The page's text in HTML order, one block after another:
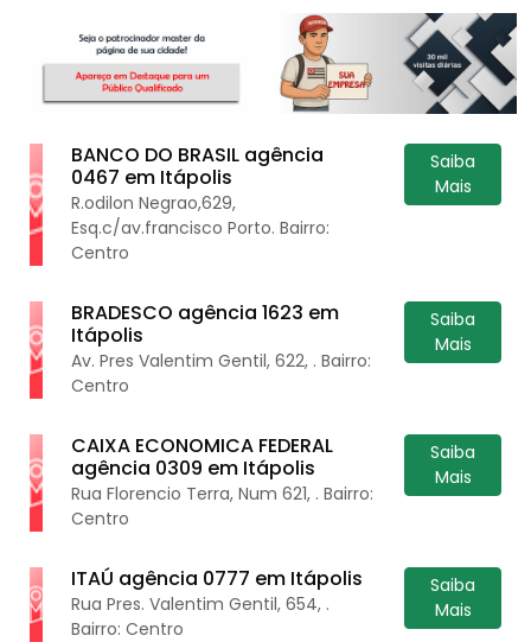
BANCO DO BRASIL agência
0467 em Itápolis
R.odilon Negrao,629,
Esq.c/av.francisco Porto. Bairro:
Centro
Saiba
Mais
BRADESCO agência 1623 em
Itápolis
Av. Pres Valentim Gentil, 622, . Bairro:
Centro
Saiba
Mais
CAIXA ECONOMICA FEDERAL
agência 0309 em Itápolis
Rua Florencio Terra, Num 621, . Bairro:
Centro
Saiba
Mais
ITAÚ agência 0777 em Itápolis
Rua Pres. Valentim Gentil, 654, .
Bairro: Centro
Saiba
Mais